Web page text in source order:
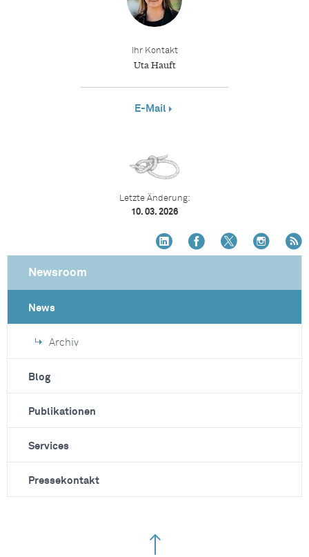
Ihr Kontakt
Uta Hauft
E-Mail
Letzte Änderung:
10. 03. 2026
Newsroom
News
Archiv
Blog
Publikationen
Services
Pressekontakt